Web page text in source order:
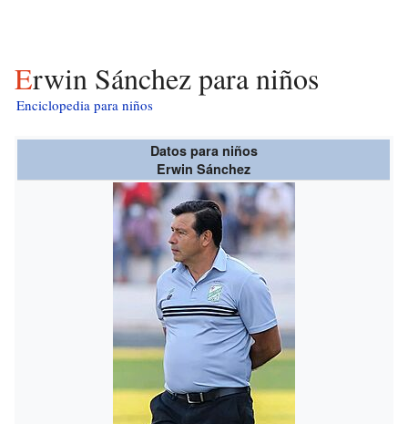
Erwin Sánchez para niños
Enciclopedia para niños
Datos para niños
Erwin Sánchez